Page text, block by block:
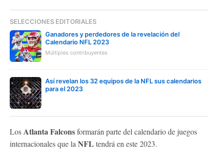
SELECCIONES EDITORIALES
Ganadores y perdedores de la revelación del
Calendario NFL 2023
Múltiples contribuyentes
Así revelan los 32 equipos de la NFL sus calendarios
para el 2023
LosAtlanta Falconsformarán parte del calendario de juegos
internacionales que la NFL tendrá en este 2023.